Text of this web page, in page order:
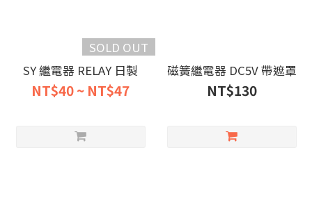
SOLD OUT
SY 繼電器 RELAY 日製
NT$40 ~ NT$47
磁簧繼電器 DC5V 帶遮罩
NT$130